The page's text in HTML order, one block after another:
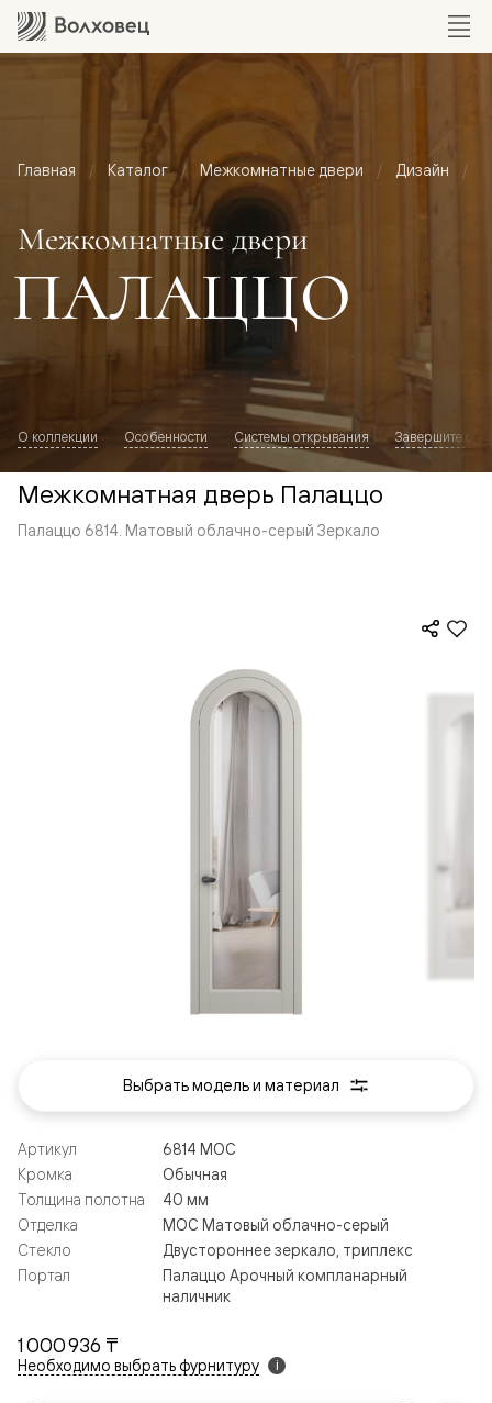
Главная Каталог Межкомнатные двери Дизайн
Межкомнатные двери
ПАЛАЦЦО
О коллекции Особенности Системы открывания Завершите
Межкомнатная дверь Палаццо
Палаццо 6814. Матовый облачно-серый Зеркало
1 000 936 ₸
Необходимо выбрать фурнитуру i
Артикул
6814 МОС
Кромка
Обычная
Толщина полотна
40 мм
Отделка
МОС Матовый облачно-серый
Стекло
Двустороннее зеркало, триплекс
Портал
Палаццо Арочный компланарный
наличник
Выбрать модель и материал